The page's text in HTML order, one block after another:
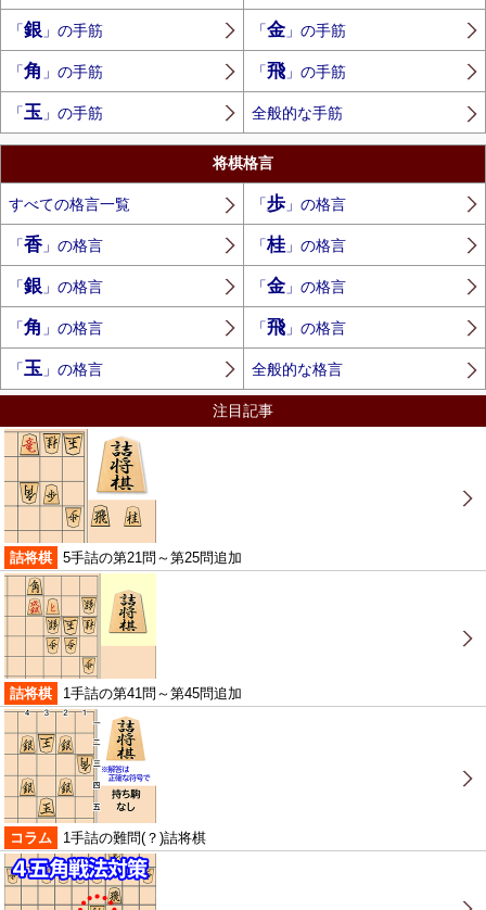
「銀 」の手筋 「金」の手筋
「角 」の手筋 「飛」の手筋
「玉 」の手筋 全般的な手筋
将棋格言
すべての格言一覧 「歩」の格言
「香」の格言 「桂」の格言
「銀 」の格言 「金」の格言
「角 」の格言 「飛」の格言
「玉 」の格言 全般的な格言
注目記事
詰将棋 5手詰の第21問～第25問追加
詰将棋 1手詰の第41問～第45問追加
コラム 1手詰の難問(？)詰将棋